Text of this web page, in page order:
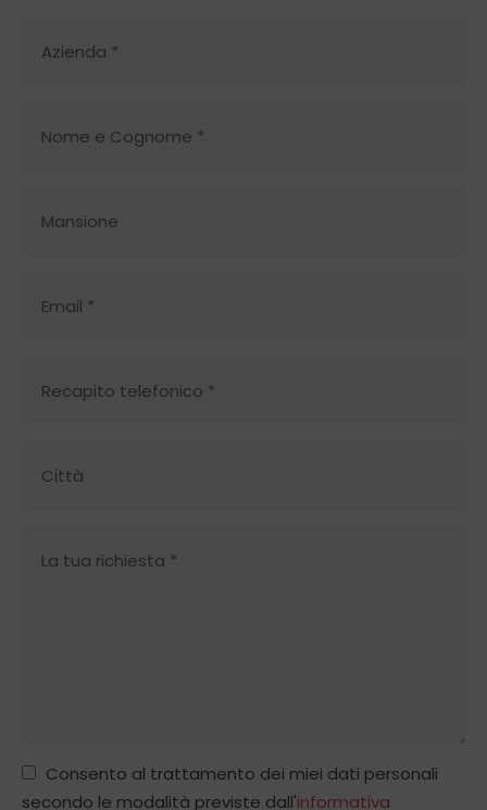
Consento al trattamento dei miei dati personali
secondo le modalità previste dall'informativa